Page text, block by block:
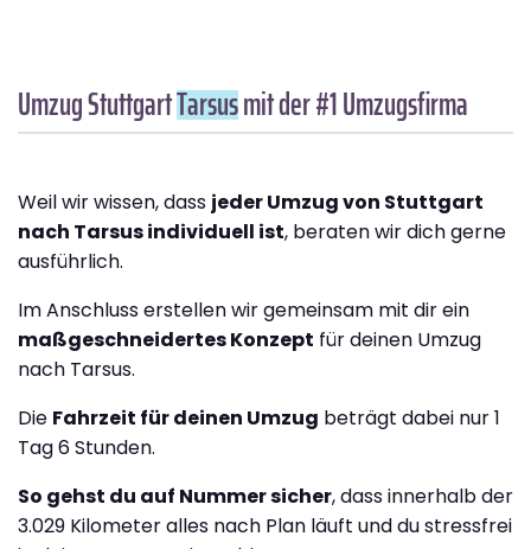
Umzug StuttgartTarsusmit der #1 Umzugsfirma
Weil wir wissen, dass jeder Umzug von Stuttgart
nach Tarsus individuell ist, beraten wir dich gerne
ausführlich.
Im Anschluss erstellen wir gemeinsam mit dir ein
maßgeschneidertes Konzept für deinen Umzug
nach Tarsus.
Die Fahrzeit für deinen Umzug beträgt dabei nur 1
Tag 6 Stunden.
So gehst du auf Nummer sicher, dass innerhalb der
3.029 Kilometer alles nach Plan läuft und du stressfrei